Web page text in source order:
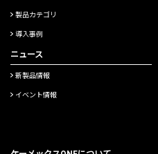
製品カテゴリ
導入事例
ニュース
新製品情報
イベント情報